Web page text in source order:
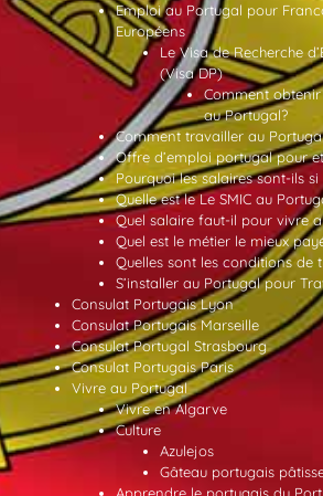
Emploi au Portugal pour
Européens
Le Visa de Recherche
(Visa DP)
Comment
au Portugal?
Comment travailler au
Offre d’emploi portugal pour
Pourquoi les salaires sont-ils
Quelle est le Le SMIC au
Quel salaire faut-il pour vivre
Quel est le métier le mieux
Quelles sont les conditions de
S’installer au Portugal pour
Consulat Portugais Lyon
Consulat Portugais Marseille
Consulat Portugal Strasbourg
Consulat Portugais Paris
Vivre au Portugal
Vivre en Algarve
Culture
Azulejos
Gâteau portugais